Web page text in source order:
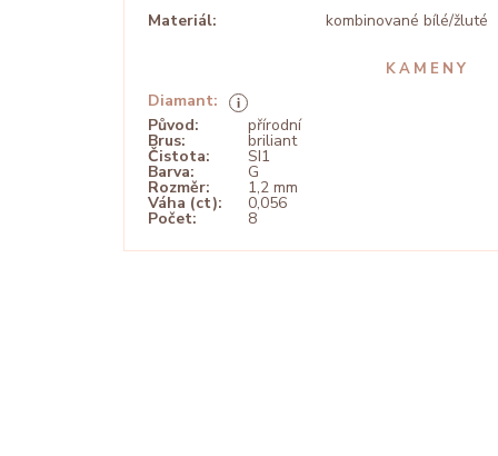
Materiál: kombinované bílé/žluté
KAMENY
Diamant:
Původ:
přírodní
Brus: briliant
Čistota: SI1
Barva: G
Rozměr: 1,2 mm
Váha (ct): 0,056
Počet: 8